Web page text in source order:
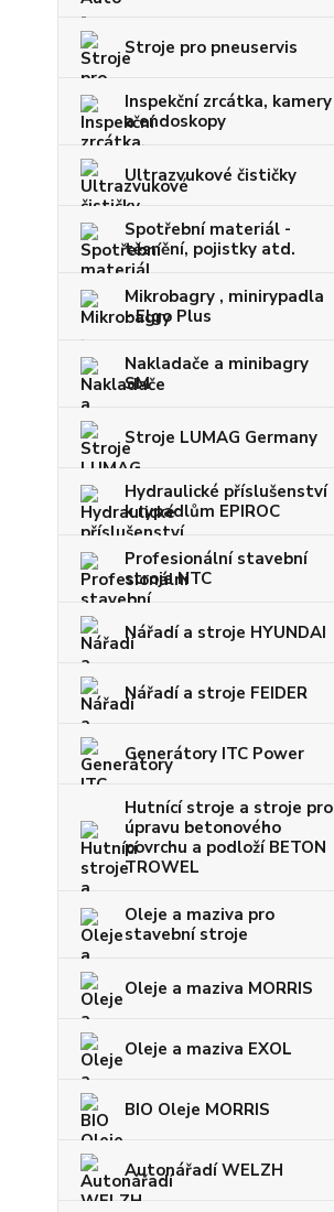
Stroje pro pneuservis
Inspekční zrcátka, kamery
a endoskopy
Ultrazvukové čističky
Spotřební materiál -
těsnění, pojistky atd.
Mikrobagry , minirypadla
- Elgo Plus
Nakladače a minibagry
SM
Stroje LUMAG Germany
Hydraulické příslušenství
k rypadlům EPIROC
Profesionální stavební
stroje NTC
Nářadí a stroje HYUNDAI
Nářadí a stroje FEIDER
Generátory ITC Power
Hutnící stroje a stroje pro
úpravu betonového
povrchu a podloží BETON
TROWEL
Oleje a maziva pro
stavební stroje
Oleje a maziva MORRIS
Oleje a maziva EXOL
BIO Oleje MORRIS
Autonářadí WELZH